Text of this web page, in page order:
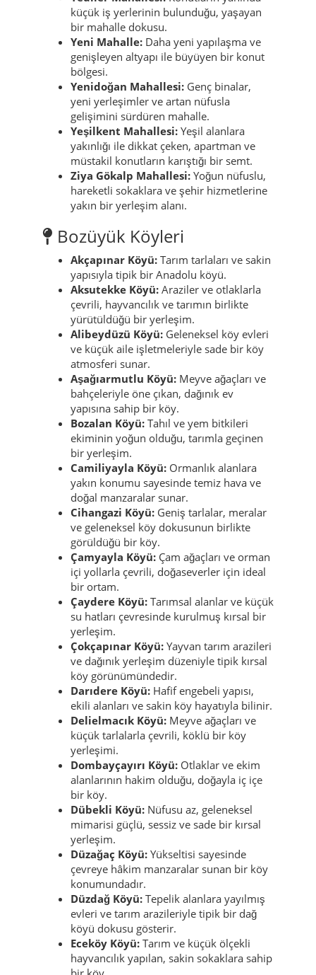
küçük iş yerlerinin bulunduğu, yaşayan
bir mahalle dokusu.
Yeni Mahalle: Daha yeni yapılaşma ve
genişleyen altyapı ile büyüyen bir konut
bölgesi.
Yenidoğan Mahallesi: Genç binalar,
yeni yerleşimler ve artan nüfusla
gelişimini sürdüren mahalle.
Yeşilkent Mahallesi: Yeşil alanlara
yakınlığı ile dikkat çeken, apartman ve
müstakil konutların karıştığı bir semt.
Ziya Gökalp Mahallesi: Yoğun nüfuslu,
hareketli sokaklara ve şehir hizmetlerine
yakın bir yerleşim alanı.
Bozüyük Köyleri
Akçapınar Köyü: Tarım tarlaları ve sakin
yapısıyla tipik bir Anadolu köyü.
Aksutekke Köyü: Araziler ve otlaklarla
çevrili, hayvancılık ve tarımın birlikte
yürütüldüğü bir yerleşim.
Alibeydüzü Köyü: Geleneksel köy evleri
ve küçük aile işletmeleriyle sade bir köy
atmosferi sunar.
Aşağıarmutlu Köyü: Meyve ağaçları ve
bahçeleriyle öne çıkan, dağınık ev
yapısına sahip bir köy.
Bozalan Köyü: Tahıl ve yem bitkileri
ekiminin yoğun olduğu, tarımla geçinen
bir yerleşim.
Camiliyayla Köyü: Ormanlık alanlara
yakın konumu sayesinde temiz hava ve
doğal manzaralar sunar.
Cihangazi Köyü: Geniş tarlalar, meralar
ve geleneksel köy dokusunun birlikte
görüldüğü bir köy.
Çamyayla Köyü: Çam ağaçları ve orman
içi yollarla çevrili, doğaseverler için ideal
bir ortam.
Çaydere Köyü: Tarımsal alanlar ve küçük
su hatları çevresinde kurulmuş kırsal bir
yerleşim.
Çokçapınar Köyü: Yayvan tarım arazileri
ve dağınık yerleşim düzeniyle tipik kırsal
köy görünümündedir.
Darıdere Köyü: Hafif engebeli yapısı,
ekili alanları ve sakin köy hayatıyla bilinir.
Delielmacık Köyü: Meyve ağaçları ve
küçük tarlalarla çevrili, köklü bir köy
yerleşimi.
Dombayçayırı Köyü: Otlaklar ve ekim
alanlarının hakim olduğu, doğayla iç içe
bir köy.
Dübekli Köyü: Nüfusu az, geleneksel
mimarisi güçlü, sessiz ve sade bir kırsal
yerleşim.
Düzağaç Köyü: Yükseltisi sayesinde
çevreye hâkim manzaralar sunan bir köy
konumundadır.
Düzdağ Köyü: Tepelik alanlara yayılmış
evleri ve tarım arazileriyle tipik bir dağ
köyü dokusu gösterir.
Eceköy Köyü: Tarım ve küçük ölçekli
hayvancılık yapılan, sakin sokaklara sahip